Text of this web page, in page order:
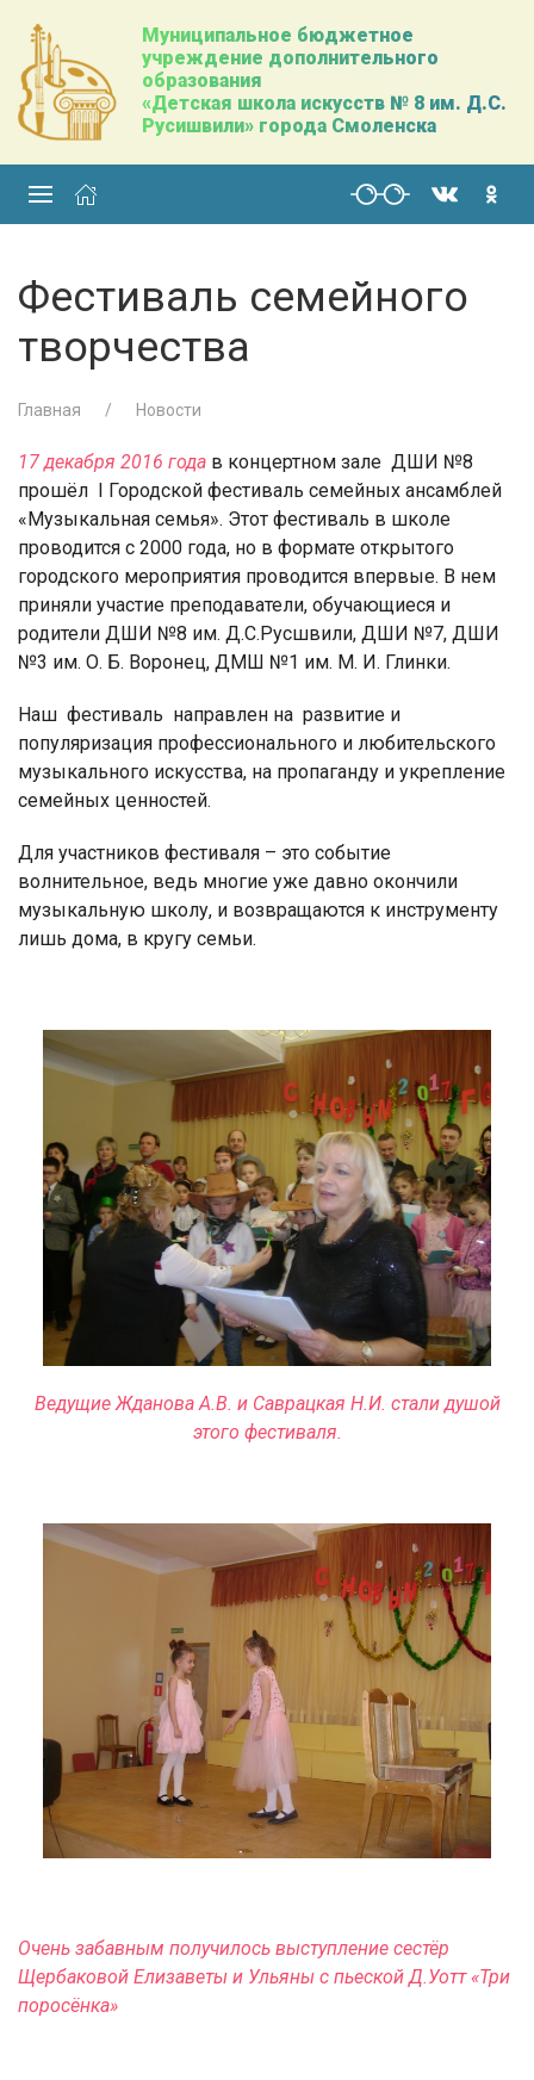
Муниципальное бюджетное
учреждение дополнительного
образования
«Детская школа искусств № 8 им. Д.С.
Русишвили» города Смоленска
Фестиваль семейного
творчества
Главная Новости
17 декабря 2016 года в концертном зале ДШИ №8
прошёл I Городской фестиваль семейных ансамблей
«Музыкальная семья». Этот фестиваль в школе
проводится с 2000 года, но в формате открытого
городского мероприятия проводится впервые. В нем
приняли участие преподаватели, обучающиеся и
родители ДШИ №8 им. Д.С.Русшвили, ДШИ №7, ДШИ
№3 им. О. Б. Воронец, ДМШ №1 им. М. И. Глинки.
Наш фестиваль направлен на развитие и
популяризация профессионального и любительского
музыкального искусства, на пропаганду и укрепление
семейных ценностей.
Для участников фестиваля – это событие
волнительное, ведь многие уже давно окончили
музыкальную школу, и возвращаются к инструменту
лишь дома, в кругу семьи.
Ведущие Жданова А.В. и Саврацкая Н.И. стали душой
этого фестиваля.
Очень забавным получилось выступление сестёр
Щербаковой Елизаветы и Ульяны с пьеской Д.Уотт «Три
поросёнка»